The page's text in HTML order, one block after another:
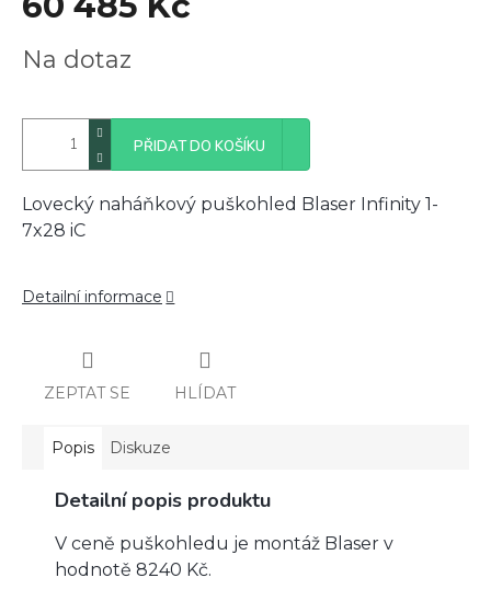
cena:
Na dotaz
PŘIDAT DO KOŠÍKU
Lovecký naháňkový puškohled Blaser Infinity 1-
7x28 iC
Detailní informace
ZEPTAT SE HLÍDAT
Popis Diskuze
Detailní popis produktu
V ceně puškohledu je montáž Blaser v
hodnotě 8240 Kč.